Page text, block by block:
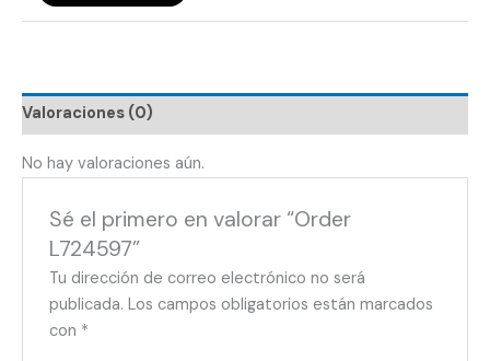
Valoraciones (0)
No hay valoraciones aún.
Sé el primero en valorar “Order
L724597”
Tu dirección de correo electrónico no será
publicada. Los campos obligatorios están marcados
con *